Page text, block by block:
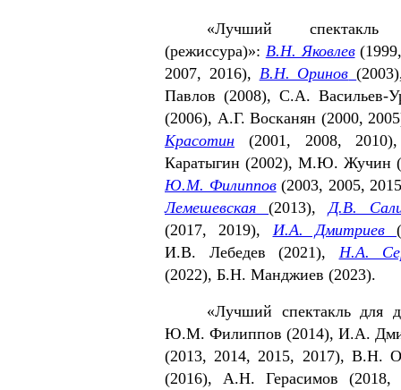
«Лучший спектакль
(режиссура)»: В.Н. Яковлев
2007, 2016), В.Н. Оринов
Павлов (2008), С.А. Васильев-
(2006), А.Г. Восканян (2000,
Красотин (2001, 2008,
Каратыгин (2002), М.Ю. Жучин
Ю.М. Филиппов(2003, 2005,
Лемешевская (2013), Д.В.
(2017, 2019), И.А. Дмитриев
И.В. Лебедев (2021), Н.А.
(2022), Б.Н. Манджиев (2023).
«Лучший спектакль для
Ю.М. Филиппов (2014), И.А.
(2013, 2014, 2015, 2017), В.Н.
(2016), А.Н. Герасимов (2018,